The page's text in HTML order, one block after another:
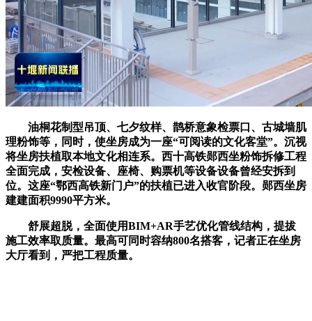
油桐花制型吊顶、七夕纹样、鹊桥意象检票口、古城墙肌
理粉饰等，同时，使坐房成为一座“可阅读的文化客堂”。沉视
将坐房扶植取本地文化相连系。西十高铁郧西坐粉饰拆修工程
全面完成，安检设备、座椅、购票机等设备设备曾经安拆到
位。这座“鄂西高铁新门户”的扶植已进入收官阶段。郧西坐房
建建面积9990平方米。
舒展超脱，全面使用BIM+AR手艺优化管线结构，提拔
施工效率取质量。最高可同时容纳800名搭客，记者正在坐房
大厅看到，严把工程质量。